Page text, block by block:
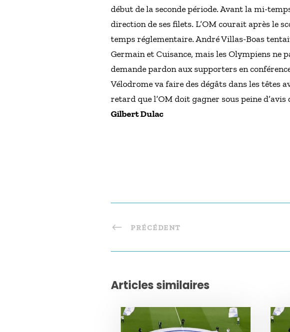
début de la seconde période. Avant la mi-
direction de ses filets. L’OM courait après le
temps réglementaire. André Villas-Boas
Germain et Cuisance, mais les Olympiens ne
demande pardon aux supporters en
Vélodrome va faire des dégâts dans les têtes
retard que l’OM doit gagner sous peine d’avis
Gilbert Dulac
PRÉCÉDENT
Articles similaires